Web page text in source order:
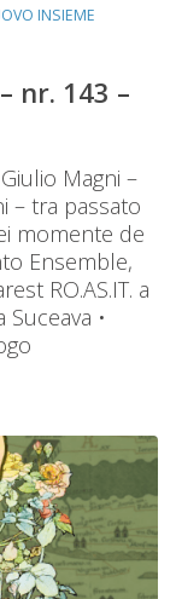
INSIEME
nr. 143 –
Magni –
– tra passato
momente de
Ensemble,
RO.AS.IT. a
•